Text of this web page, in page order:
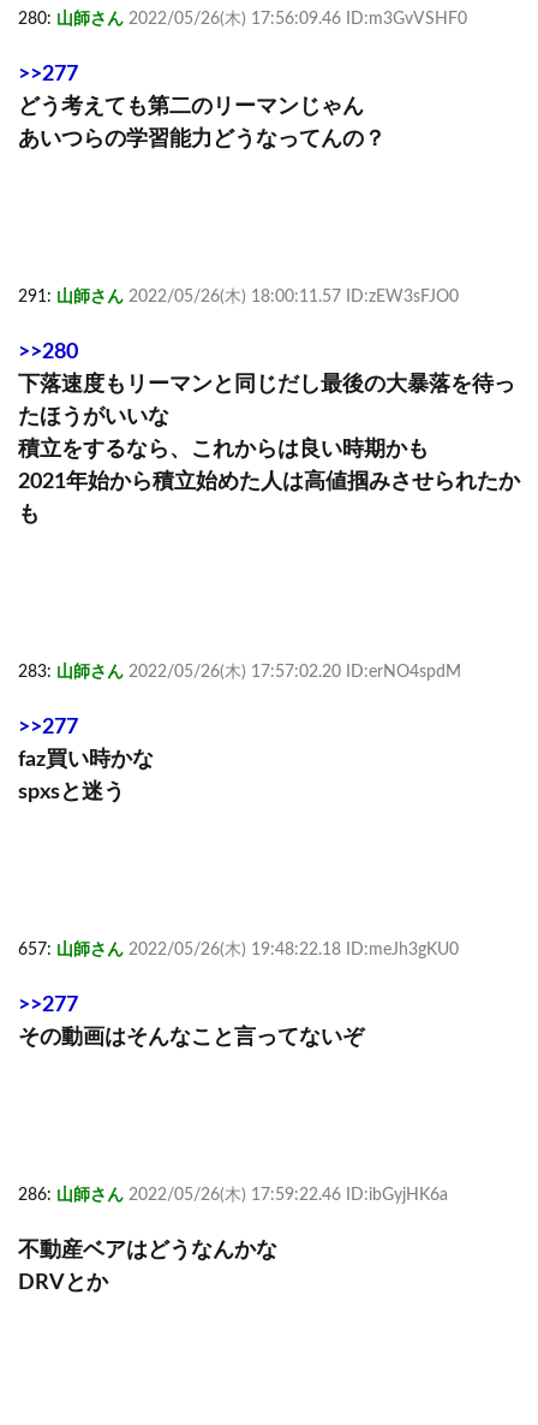
280: 山師さん 2022/05/26(木) 17:56:09.46 ID:m3GvVSHF0
>>277
どう考えても第二のリーマンじゃん
あいつらの学習能力どうなってんの？
291: 山師さん 2022/05/26(木) 18:00:11.57 ID:zEW3sFJO0
>>280
下落速度もリーマンと同じだし最後の大暴落を待っ
たほうがいいな
積立をするなら、これからは良い時期かも
2021年始から積立始めた人は高値掴みさせられたか
も
283: 山師さん 2022/05/26(木) 17:57:02.20 ID:erNO4spdM
>>277
faz買い時かな
spxsと迷う
657: 山師さん 2022/05/26(木) 19:48:22.18 ID:meJh3gKU0
>>277
その動画はそんなこと言ってないぞ
286: 山師さん 2022/05/26(木) 17:59:22.46 ID:ibGyjHK6a
不動産ベアはどうなんかな
DRVとか